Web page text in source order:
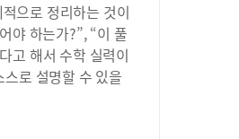
으로 정리하는 것이
야 하는가?”, “이 풀
고 해서 수학 실력이
로 설명할 수 있을